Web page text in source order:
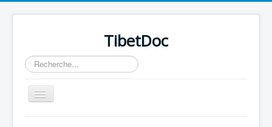
TibetDoc
Rechercher
Basculer
la